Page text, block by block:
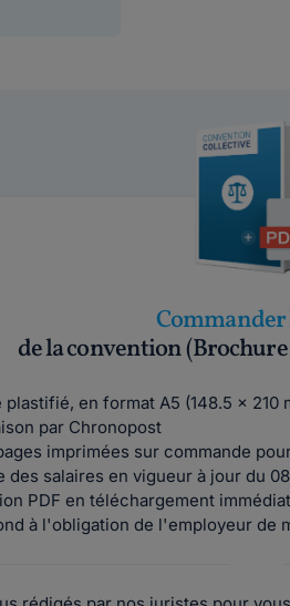
de la convention (Brochure
plastifié, en format A5 (148.5 x 210
par Chronopost
imprimées sur commande
des salaires en vigueur à jour du
PDF en téléchargement
à l'obligation de l'employeur de